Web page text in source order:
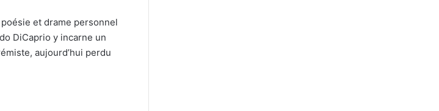
et drame personnel
DiCaprio y incarne un
aujourd’hui perdu